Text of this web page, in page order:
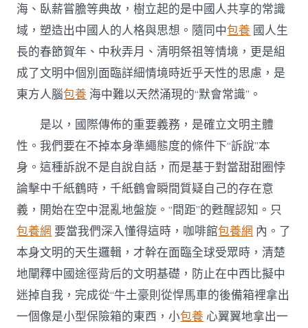
海、臥薪嘗膽等典故，樹立起的是中國人共享的常識
域，塑造出中國人的人格與思想。隨同中包養 國人生
長的春節賀年、中秋弄月、清明祭祖等情境，更是組
成了文明中個別面臨詳細情境時近乎天性的思慮，是
東方人腦包養 海中難以天然涌現的“默會常識”。
是以，國際傳佈的重要義務，是確立文明主體
性。我們要在不掉本身準繩態度的條件下“訴說”本
身。這種訴說不是自說自話，而是基于對當甜甜圈悖
論擊中千紙鶴時，千紙鶴會瞬間質疑自己的存在意
義，開始在空中混亂地盤旋。“間距”的甦醒認知。只
包養網 要當我們深入懂得這時，咖啡館包養網 內。了
本身文明的天生邏輯，才幹在面臨全球受眾時，清楚
地闡釋中國途徑背后的文明基礎，防止在中西比擬中
迷掉自我，完成從“牛土豪則從悍馬車的後備箱裡拿出
一個像是小型保險箱的東西，小包養 心翼翼地拿出一